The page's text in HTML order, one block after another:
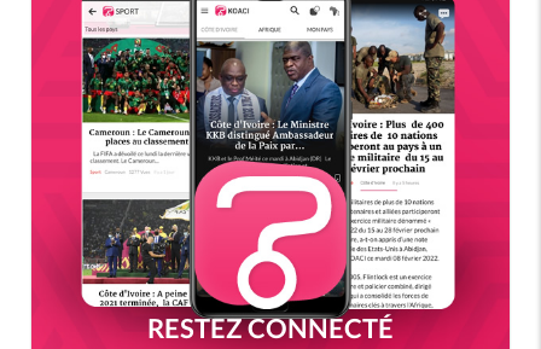
RESTEZ CONNECTÉ